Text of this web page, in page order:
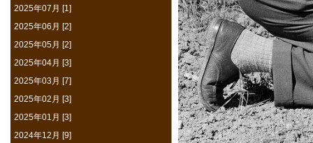
2025年07月 [1]
2025年06月 [2]
2025年05月 [2]
2025年04月 [3]
2025年03月 [7]
2025年02月 [3]
2025年01月 [3]
2024年12月 [9]